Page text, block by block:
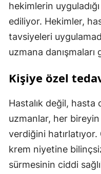
hekimlerin
ediliyor. Hekimler,
tavsiyeleri
uzmana
Kişiye özel
Hastalık değil, hasta
uzmanlar, her
verdiğini hatırlatıyor.
krem niyetine
sürmesinin ciddi